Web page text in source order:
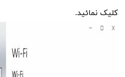
کلیک نمائید.